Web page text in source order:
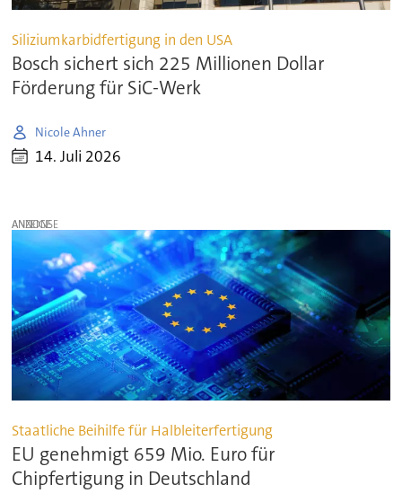
Siliziumkarbidfertigung in den USA
Bosch sichert sich 225 Millionen Dollar
Förderung für SiC-Werk
Nicole Ahner
14. Juli 2026
ANZEIGE
Staatliche Beihilfe für Halbleiterfertigung
EU genehmigt 659 Mio. Euro für
Chipfertigung in Deutschland